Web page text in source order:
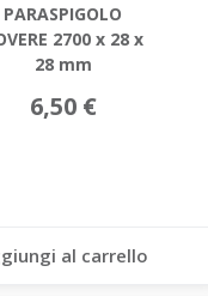
PARASPIGOLO
2700 x 28 x
28 mm
6,50 €
al carrello